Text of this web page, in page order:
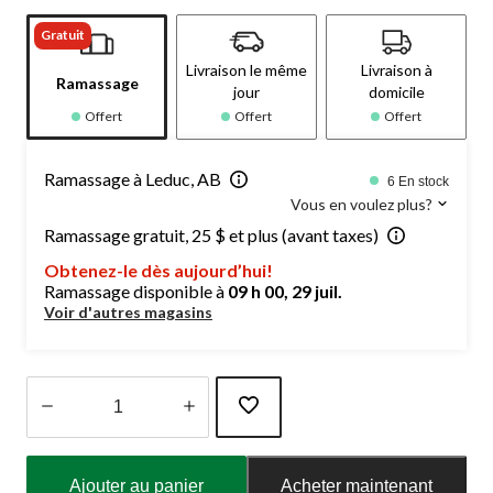
Gratuit
Ramassage
Offert
Livraison le même
jour
Offert
Livraison à
domicile
Offert
Ramassage à Leduc, AB 6 En stock
Vous en voulez plus?
Ramassage gratuit, 25 $ et plus (avant taxes)
Obtenez-le dès aujourd’hui!
Ramassage disponible à 09 h 00, 29 juil.
Voir d'autres magasins
Ajouter au panier Acheter maintenant